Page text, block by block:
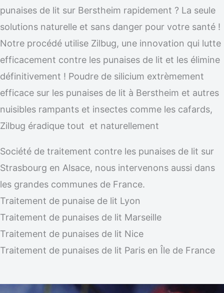
punaises de lit sur Berstheim rapidement ? La seule
solutions naturelle et sans danger pour votre santé !
Notre procédé utilise Zilbug, une innovation qui lutte
efficacement contre les punaises de lit et les élimine
définitivement ! Poudre de silicium extrèmement
efficace sur les punaises de lit à Berstheim et autres
nuisibles rampants et insectes comme les cafards,
Zilbug éradique tout et naturellement
Société de traitement contre les punaises de lit sur
Strasbourg en Alsace, nous intervenons aussi dans
les grandes communes de France.
Traitement de punaise de lit Lyon
Traitement de punaises de lit Marseille
Traitement de punaises de lit Nice
Traitement de punaises de lit Paris en Île de France